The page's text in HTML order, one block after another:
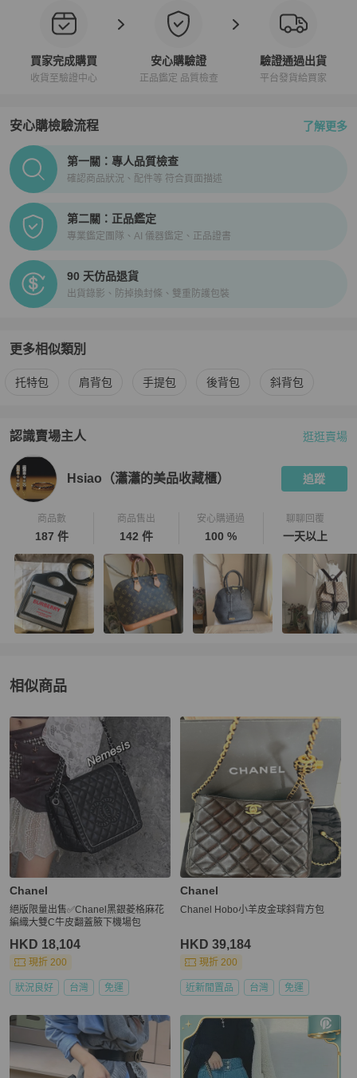
買家完成購買
收貨至驗證中心
安心購驗證
正品鑑定 品質檢查
驗證通過出貨
平台發貨給買家
安心購檢驗流程 了解更多
PopChill拍拍圈正品驗證、安心購檢驗流程介紹
第一關：專人品質檢查
確認商品狀況、配件等 符合頁面描述
第二關：正品鑑定
專業鑑定團隊、AI 儀器鑑定、正品證書
90 天仿品退貨
出貨錄影、防掉換封條、雙重防護包裝
更多相似類別
更多agnès b. 女包相似商品推薦
托特包 肩背包 手提包 後背包 斜背包
認識賣場主人
PopChill 拍拍圈嚴選賣家 Hsiao（瀟瀟的美品收藏櫃）介紹
逛逛賣場
Hsiao（瀟瀟的美品收藏櫃） 追蹤
商品數
187 件
商品售出
142 件
安心購通過
100 %
聊聊回覆
一天以上
相似商品
更多相似agnès b.女包推薦精品
Chanel
絕版限量出售✅Chanel黑銀菱格麻花
編織大雙C牛皮翻蓋腋下機場包
HKD 18,104
現折 200
狀況良好 台灣 免運
Chanel
Chanel Hobo小羊皮金球斜背方包
HKD 39,184
現折 200
近新閒置品 台灣 免運